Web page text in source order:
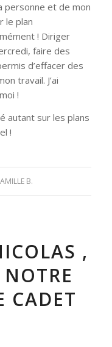
personne et de mon
le plan
! Diriger
faire des
d’effacer des
travail. J’ai
!
autant sur les plans
!
B.
,
CADET